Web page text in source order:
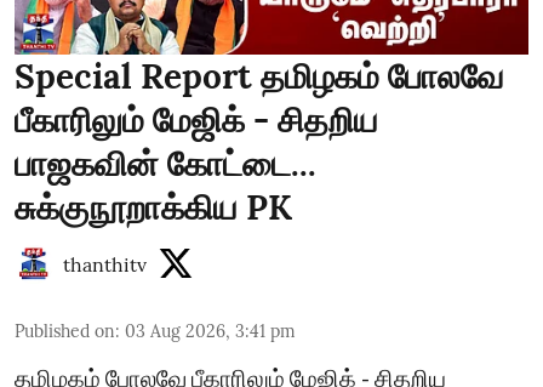
Special Report தமிழகம் போலவே
பீகாரிலும் மேஜிக் - சிதறிய
பாஜகவின் கோட்டை...
சுக்குநூறாக்கிய PK
thanthitv
Published on: 03 Aug 2026, 3:41 pm
தமிழகம் போலவே பீகாரிலும் மேஜிக் - சிதறிய